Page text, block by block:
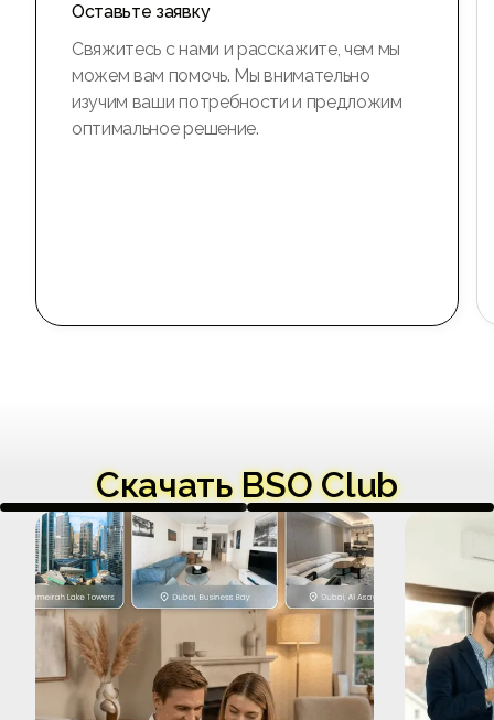
Оставьте заявку
Свяжитесь с нами и расскажите, чем мы
можем вам помочь. Мы внимательно
изучим ваши потребности и предложим
оптимальное решение.
Скачать BSO Club